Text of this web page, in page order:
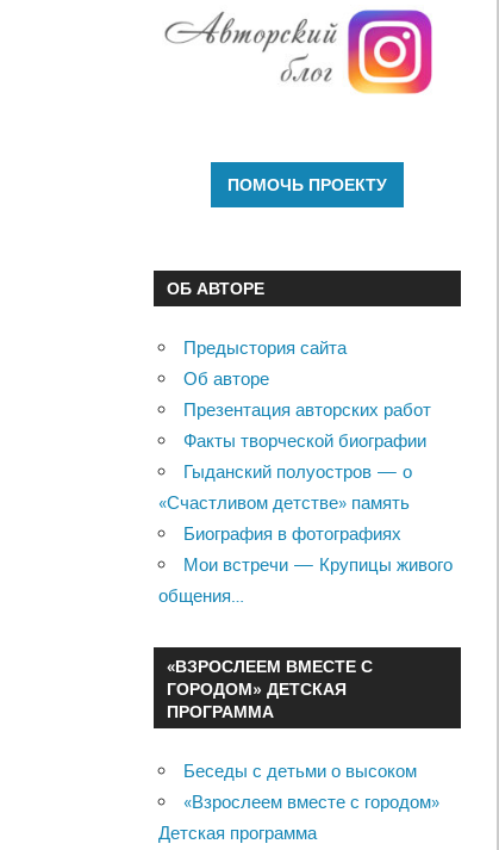
ОБ АВТОРЕ
Предыстория сайта
Об авторе
Презентация авторских работ
Факты творческой биографии
Гыданский полуостров — о
«Счастливом детстве» память
Биография в фотографиях
Мои встречи — Крупицы живого
общения…
«ВЗРОСЛЕЕМ ВМЕСТЕ С
ГОРОДОМ» ДЕТСКАЯ
ПРОГРАММА
Беседы с детьми о высоком
«Взрослеем вместе с городом»
Детская программа